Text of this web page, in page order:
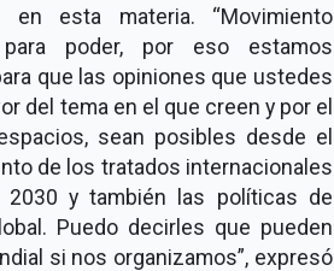
en esta materia. “Movimiento
poder, por eso estamos
que las opiniones que ustedes
del tema en el que creen y por el
sean posibles desde el
de los tratados internacionales
2030 y también las políticas de
Puedo decirles que pueden
si nos organizamos”, expresó